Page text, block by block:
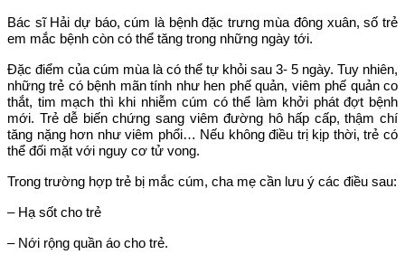
Bác sĩ Hải dự báo, cúm là bệnh đặc trưng mùa đông xuân, số trẻ
em mắc bệnh còn có thể tăng trong những ngày tới.
Đặc điểm của cúm mùa là có thể tự khỏi sau 3- 5 ngày. Tuy nhiên,
những trẻ có bệnh mãn tính như hen phế quản, viêm phế quản co
thắt, tim mạch thì khi nhiễm cúm có thể làm khởi phát đợt bệnh
mới. Trẻ dễ biến chứng sang viêm đường hô hấp cấp, thậm chí
tăng nặng hơn như viêm phổi… Nếu không điều trị kịp thời, trẻ có
thể đối mặt với nguy cơ tử vong.
Trong trường hợp trẻ bị mắc cúm, cha mẹ cần lưu ý các điều sau:
– Hạ sốt cho trẻ
– Nới rộng quần áo cho trẻ.